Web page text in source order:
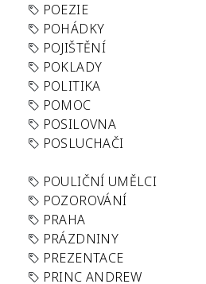
POEZIE
POHÁDKY
POJIŠTĚNÍ
POKLADY
POLITIKA
POMOC
POSILOVNA
POSLUCHAČI
POULIČNÍ UMĚLCI
POZOROVÁNÍ
PRAHA
PRÁZDNINY
PREZENTACE
PRINC ANDREW